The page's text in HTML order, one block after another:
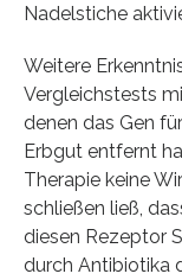
Nadelstiche
Weitere
Vergleichstests
denen das Gen
Erbgut entfernt
Therapie keine
schließen ließ,
diesen Rezeptor
durch Antibiotika